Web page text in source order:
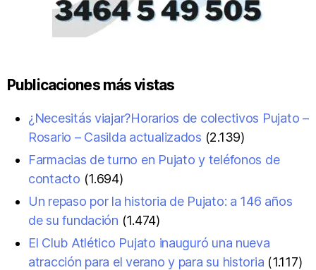
Publicaciones más vistas
¿Necesitás viajar?Horarios de colectivos Pujato –
Rosario – Casilda actualizados (2.139)
Farmacias de turno en Pujato y teléfonos de
contacto (1.694)
Un repaso por la historia de Pujato: a 146 años
de su fundación (1.474)
El Club Atlético Pujato inauguró una nueva
atracción para el verano y para su historia (1.117)